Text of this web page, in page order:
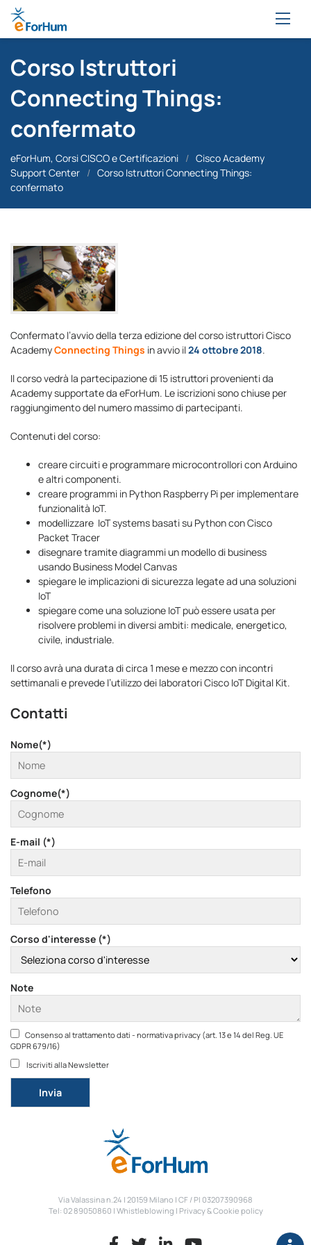
Corso Istruttori
Connecting Things:
confermato
eForHum, Corsi CISCO e Certificazioni / Cisco Academy
Support Center / Corso Istruttori Connecting Things:
confermato
Confermato l’avvio della terza edizione del corso istruttori Cisco
AcademyConnecting Things in avvio il24 ottobre 2018.
Il corso vedrà la partecipazione di 15 istruttori provenienti da
Academy supportate da eForHum. Le iscrizioni sono chiuse per
raggiungimento del numero massimo di partecipanti.
Contenuti del corso:
creare circuiti e programmare microcontrollori con Arduino
e altri componenti.
creare programmi in Python Raspberry Pi per implementare
funzionalità IoT.
modellizzare IoT systems basati su Python con Cisco
Packet Tracer
disegnare tramite diagrammi un modello di business
usando Business Model Canvas
spiegare le implicazioni di sicurezza legate ad una soluzioni
IoT
spiegare come una soluzione IoT può essere usata per
risolvere problemi in diversi ambiti: medicale, energetico,
civile, industriale.
Il corso avrà una durata di circa 1 mese e mezzo con incontri
settimanali e prevede l’utilizzo dei laboratori Cisco IoT Digital Kit.
Contatti
Nome(*)
Cognome(*)
E-mail (*)
Telefono
Corso d'interesse (*)
Note
Consenso al trattamento dati - normativa privacy (art. 13 e 14 del Reg. UE
GDPR 679/16)
Iscriviti alla Newsletter
Si prega di lasciare vuoto questo campo.
Via Valassina n.24 | 20159 Milano | CF / PI 03207390968
Tel: 02 89050860 | Whistleblowing | Privacy & Cookie policy